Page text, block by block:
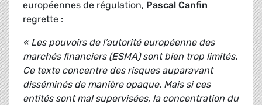
européennes de régulation, Pascal Canfin
regrette :
« Les pouvoirs de l’autorité européenne des
marchés financiers (ESMA) sont bien trop limités.
Ce texte concentre des risques auparavant
disséminés de manière opaque. Mais si ces
entités sont mal supervisées, la concentration du